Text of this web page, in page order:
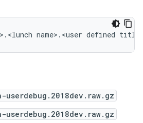
userdebug.2018dev.raw.gz
userdebug.2018dev.raw.gz